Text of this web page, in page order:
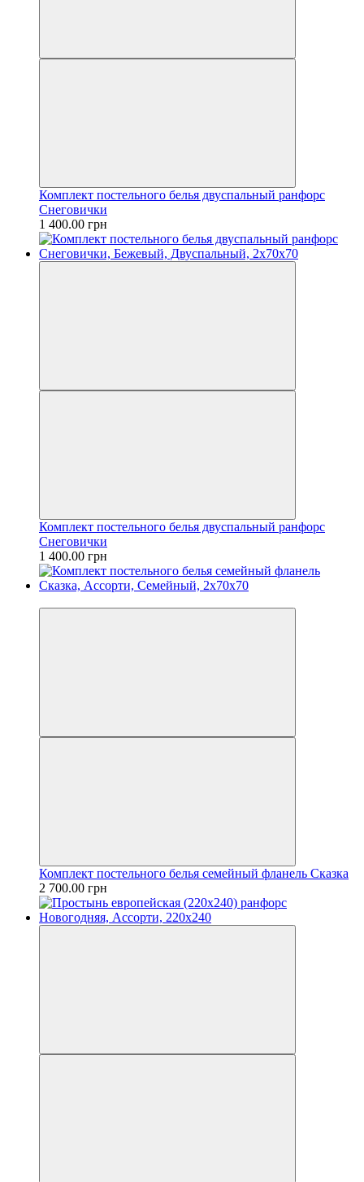
Комплект постельного белья двуспальный ранфорс
Снеговички
1 400.00 грн
Комплект постельного белья двуспальный ранфорс
Снеговички
1 400.00 грн
Комплект постельного белья семейный фланель Сказка
2 700.00 грн